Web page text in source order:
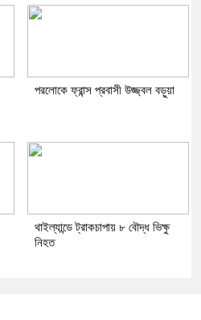
পরলোকে ফ্রান্স প্রবাসী উজ্জ্বল বড়ুয়া
থাইল্যান্ডে ট্রাকচাপায় ৮ বৌদ্ধ ভিক্ষু
নিহত